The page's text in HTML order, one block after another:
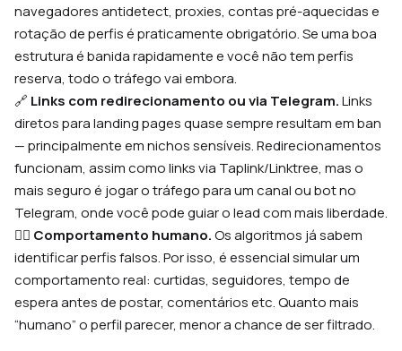
navegadores antidetect, proxies, contas pré-aquecidas e
rotação de perfis é praticamente obrigatório. Se uma boa
estrutura é banida rapidamente e você não tem perfis
reserva, todo o tráfego vai embora.
🔗 Links com redirecionamento ou via Telegram.Links
diretos para landing pages quase sempre resultam em ban
— principalmente em nichos sensíveis. Redirecionamentos
funcionam, assim como links via Taplink/Linktree, mas o
mais seguro é jogar o tráfego para um canal ou bot no
Telegram, onde você pode guiar o lead com mais liberdade.
🙋‍♂️ Comportamento humano.Os algoritmos já sabem
identificar perfis falsos. Por isso, é essencial simular um
comportamento real: curtidas, seguidores, tempo de
espera antes de postar, comentários etc. Quanto mais
“humano” o perfil parecer, menor a chance de ser filtrado.